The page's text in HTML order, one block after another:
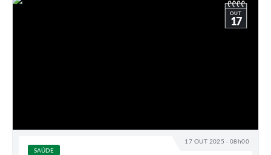
17 OUT 2025 - 08h00
OUT
17
SAÚDE